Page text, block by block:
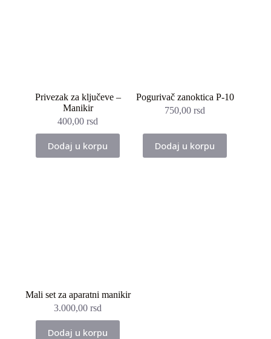
Privezak za ključeve –
Manikir
400,00rsd
Dodaj u korpu
Pogurivač zanoktica P-10
750,00rsd
Dodaj u korpu
Mali set za aparatni manikir
3.000,00rsd
Dodaj u korpu